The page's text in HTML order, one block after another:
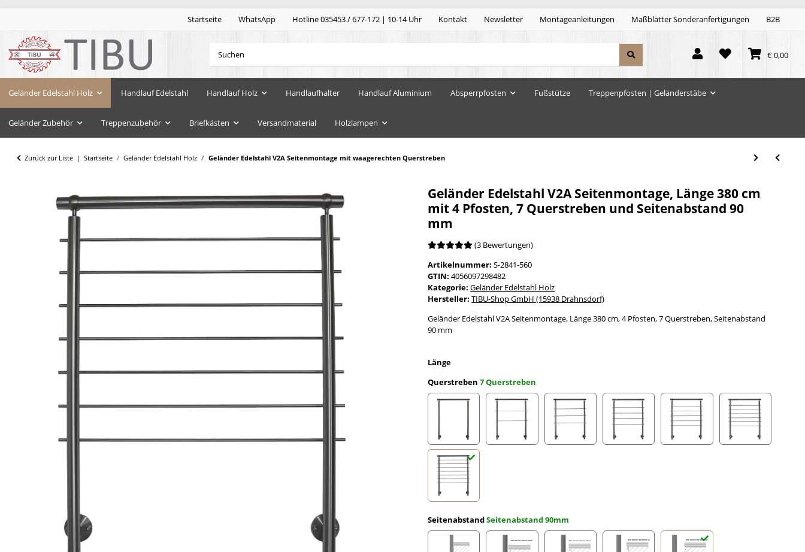
Startseite WhatsApp Hotline 035453 / 677-172 | 10-14 Uhr Kontakt Newsletter Montageanleitungen Maßblätter Sonderanfertigungen B2B
€ 0,00
Geländer Edelstahl Holz Handlauf Edelstahl Handlauf Holz Handlaufhalter Handlauf Aluminium Absperrpfosten Fußstütze Treppenpfosten | Geländerstäbe
Geländer Zubehör Treppenzubehör Briefkästen Versandmaterial Holzlampen
Zurück zur Liste Startseite Geländer Edelstahl Holz Geländer Edelstahl V2A Seitenmontage mit waagerechten Querstreben
Geländer Edelstahl V2A Seitenmontage, Länge 380 cm
mit 4 Pfosten, 7 Querstreben und Seitenabstand 90
mm
(3 Bewertungen)
Artikelnummer: S-2841-560
GTIN: 4056097298482
Kategorie: Geländer Edelstahl Holz
Hersteller: TIBU-Shop GmbH (15938 Drahnsdorf)
Geländer Edelstahl V2A Seitenmontage, Länge 380 cm, 4 Pfosten, 7 Querstreben, Seitenabstand
90 mm
Länge
Querstreben 7 Querstreben
ohne Querstreben
SeitenabstandSeitenabstand 90mm